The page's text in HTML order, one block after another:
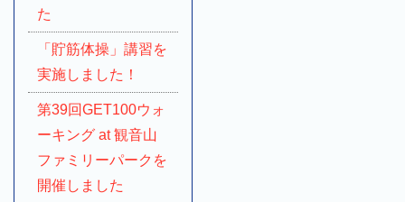
た
「貯筋体操」講習を
実施しました！
第39回GET100ウォ
ーキング at 観音山
ファミリーパークを
開催しました